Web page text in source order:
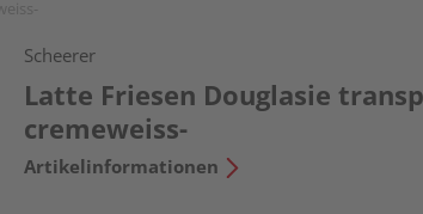
Scheerer
Latte Friesen Douglasie
cremeweiss-
Artikelinformationen